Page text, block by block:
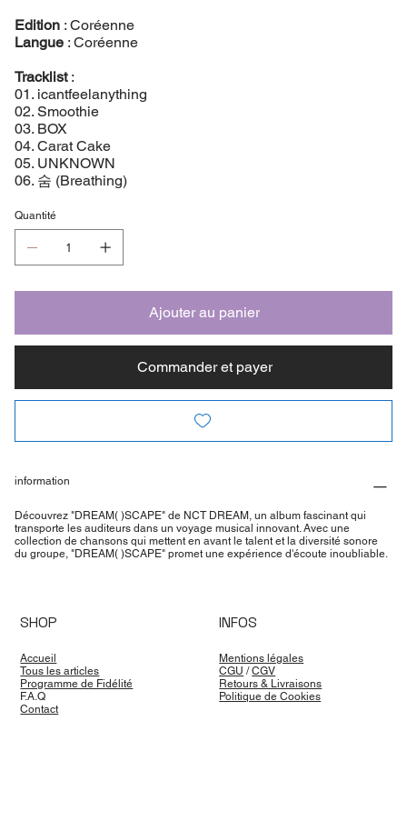
Edition: Coréenne
Langue: Coréenne
Tracklist:
01. icantfeelanything
02. Smoothie
03. BOX
04. Carat Cake
05. UNKNOWN
06. 숨 (Breathing)
Quantité
Ajouter au panier
Commander et payer
information
Découvrez "DREAM( )SCAPE" de NCT DREAM, un album fascinant qui
transporte les auditeurs dans un voyage musical innovant. Avec une
collection de chansons qui mettent en avant le talent et la diversité sonore
du groupe, "DREAM( )SCAPE" promet une expérience d'écoute inoubliable.
SHOP
Accueil
Tous les articles
Programme de Fidélité
F.A.Q
Contact
INFOS
Mentions légales
CGU /CGV
Retours & Livraisons
Politique de Cookies